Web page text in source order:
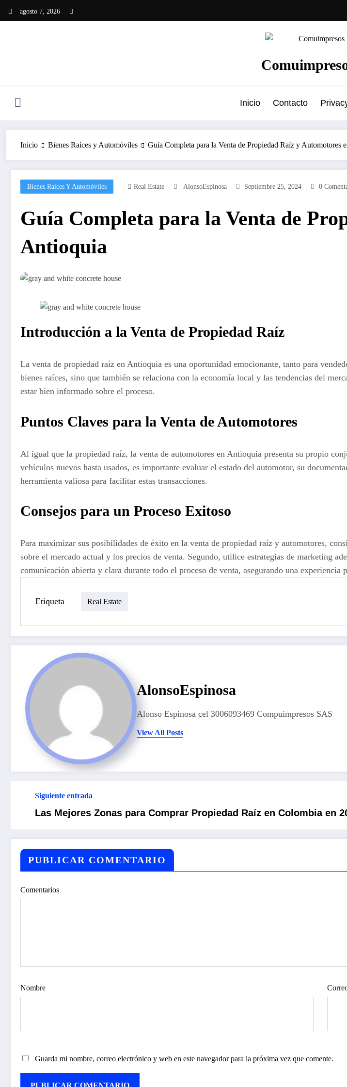
agosto 7, 2026
Inicio Contacto
Inicio Bienes Raíces y Automóviles Guía Completa para la Venta de Propiedad Raíz y Automotores
Bienes Raíces Y Automóviles Real Estate AlonsoEspinosa Septiembre 25, 2024 0
Guía Completa para la Venta de
Antioquia
Introducción a la Venta de Propiedad Raíz
La venta de propiedad raíz en Antioquia es una oportunidad emocionante, tanto para
bienes raíces, sino que también se relaciona con la economía local y las tendencias del
estar bien informado sobre el proceso.
Puntos Claves para la Venta de Automotores
Al igual que la propiedad raíz, la venta de automotores en Antioquia presenta su propio
vehículos nuevos hasta usados, es importante evaluar el estado del automotor, su
herramienta valiosa para facilitar estas transacciones.
Consejos para un Proceso Exitoso
Para maximizar sus posibilidades de éxito en la venta de propiedad raíz y automotores,
sobre el mercado actual y los precios de venta. Segundo, utilice estrategias de marketing
comunicación abierta y clara durante todo el proceso de venta, asegurando una experiencia
Etiqueta Real Estate
AlonsoEspinosa
Alonso Espinosa cel 3006093469 Compuimpresos SAS
View All Posts
Siguiente entrada
Las Mejores Zonas para Comprar Propiedad Raíz en Colombia en
PUBLICAR COMENTARIO
Comentarios
Nombre
Guarda mi nombre, correo electrónico y web en este navegador para la próxima vez que comente.